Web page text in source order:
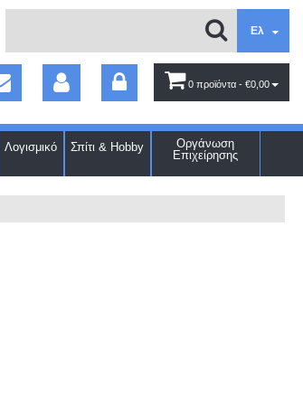
Ελ
0 προϊόντα - €0,00
Λογισμικό Σπίτι & Hobby
Οργάνωση
Επιχείρησης